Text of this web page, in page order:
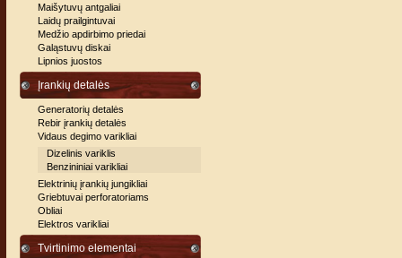
Maišytuvų antgaliai
Laidų prailgintuvai
Medžio apdirbimo priedai
Galąstuvų diskai
Lipnios juostos
Įrankių detalės
Generatorių detalės
Rebir įrankių detalės
Vidaus degimo varikliai
Dizelinis variklis
Benzininiai varikliai
Elektrinių įrankių jungikliai
Griebtuvai perforatoriams
Obliai
Elektros varikliai
Tvirtinimo elementai